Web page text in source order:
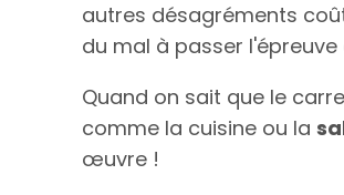
autres désagréments
du mal à passer
Quand on sait que le
comme la cuisine ou la
œuvre !